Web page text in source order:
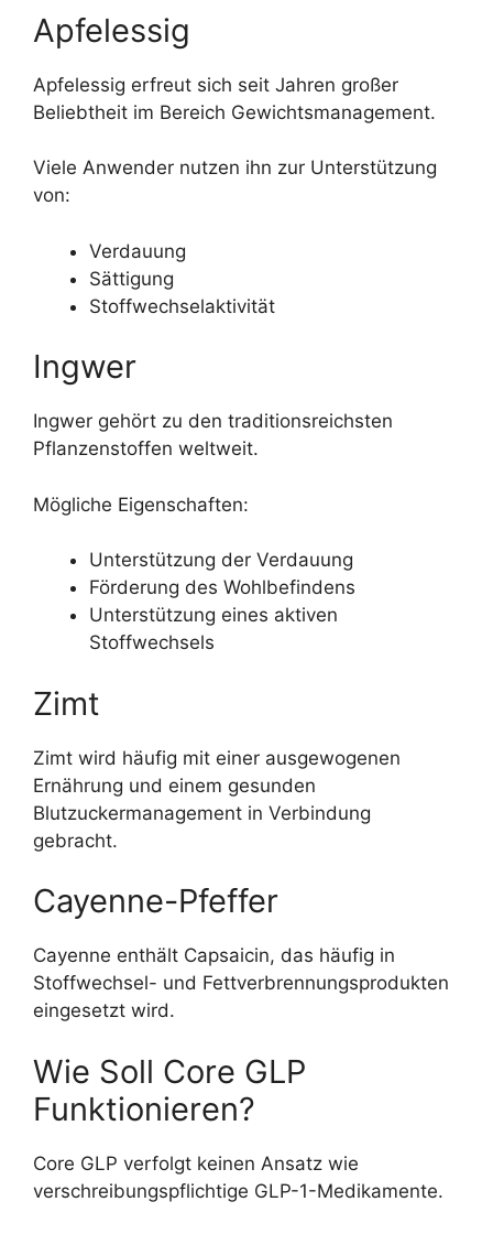
Apfelessig
Apfelessig erfreut sich seit Jahren großer
Beliebtheit im Bereich Gewichtsmanagement.
Viele Anwender nutzen ihn zur Unterstützung
von:
Verdauung
Sättigung
Stoffwechselaktivität
Ingwer
Ingwer gehört zu den traditionsreichsten
Pflanzenstoffen weltweit.
Mögliche Eigenschaften:
Unterstützung der Verdauung
Förderung des Wohlbefindens
Unterstützung eines aktiven
Stoffwechsels
Zimt
Zimt wird häufig mit einer ausgewogenen
Ernährung und einem gesunden
Blutzuckermanagement in Verbindung
gebracht.
Cayenne-Pfeffer
Cayenne enthält Capsaicin, das häufig in
Stoffwechsel- und Fettverbrennungsprodukten
eingesetzt wird.
Wie Soll Core GLP
Funktionieren?
Core GLP verfolgt keinen Ansatz wie
verschreibungspflichtige GLP-1-Medikamente.